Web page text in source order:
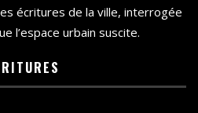
écritures de la ville, interrogée
l’espace urbain suscite.